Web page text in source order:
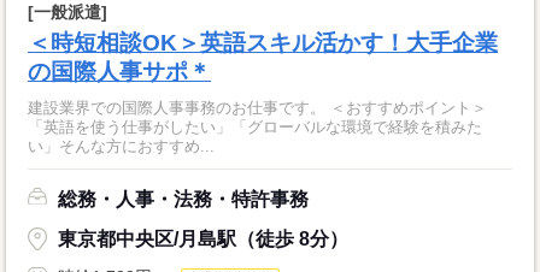
[一般派遣]
＜時短相談OK＞英語スキル活かす！大手企業
の国際人事サポ＊
建設業界での国際人事事務のお仕事です。 ＜おすすめポイント＞
「英語を使う仕事がしたい」「グローバルな環境で経験を積みた
い」そんな方におすすめ...
総務・人事・法務・特許事務
東京都中央区/月島駅（徒歩 8分）